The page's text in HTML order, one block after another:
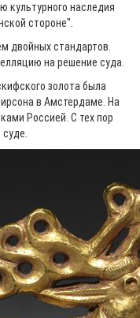
культурного наследия
стороне".
двойных стандартов.
на решение суда.
золота была
в Амстердаме. На
Россией. С тех пор